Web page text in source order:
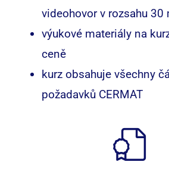
videohovor v rozsahu 30
výukové materiály na
ceně
kurz obsahuje všechny
požadavků CERMAT